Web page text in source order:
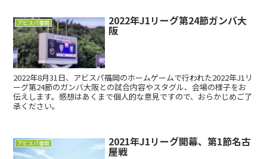
アビスパ福岡 2022年J1リーグ第24節ガンバ大
阪
2022年8月31日、アビスパ福岡のホームゲームで行われた2022年J1リ
ーグ第24節のガンバ大阪との試合内容やスタグル、会場の様子をお
伝えします。感想はあくまで個人的な意見ですので、おらかじめご了
承ください。
アビスパ福岡 2021年J1リーグ開幕、第1節名古
屋戦